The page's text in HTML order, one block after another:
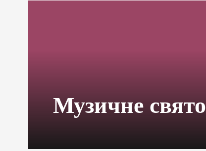
Музичне свято